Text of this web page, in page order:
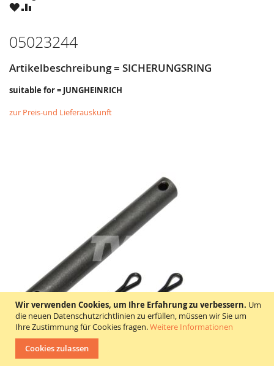
Wir verwenden Cookies, um Ihre Erfahrung zu verbessern. Um
die neuen Datenschutzrichtlinien zu erfüllen, müssen wir Sie um
Ihre Zustimmung für Cookies fragen.Weitere Informationen
Cookies zulassen
ZUZU
05023244
Artikelbeschreibung = SICHERUNGSRING
suitable for = JUNGHEINRICH
zur Preis-und Lieferauskunft